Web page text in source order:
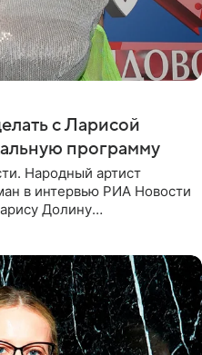
с Ларисой
программу
Народный артист
в интервью РИА Новости
Долину